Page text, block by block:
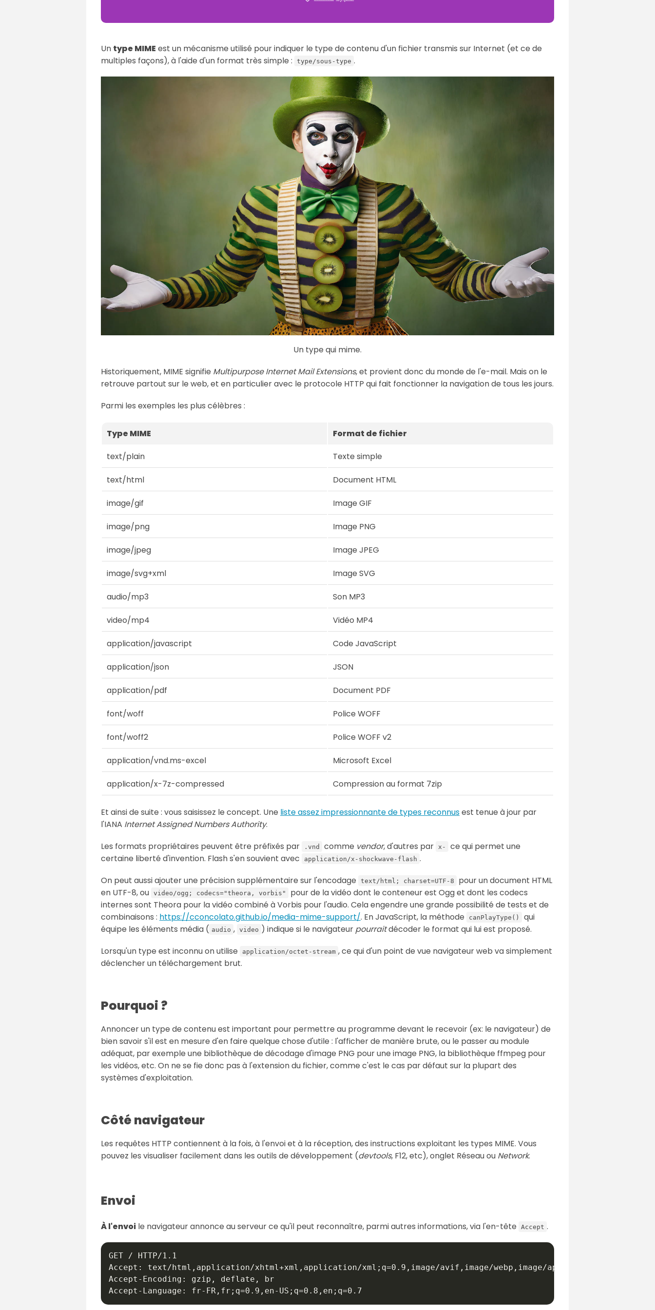
Un type MIME est un mécanisme utilisé pour indiquer le type de contenu d'un fichier transmis sur Internet (et ce de
multiples façons), à l'aide d'un format très simple :
type/sous-type .
Un type qui mime.
Historiquement, MIME signifie Multipurpose Internet Mail Extensions, et provient donc du monde de l'e-mail. Mais on le
retrouve partout sur le web, et en particulier avec le protocole HTTP qui fait fonctionner la navigation de tous les jours.
Parmi les exemples les plus célèbres :
Type MIME Format de fichier
text/plain Texte simple
text/html Document HTML
image/gif Image GIF
image/png Image PNG
image/jpeg Image JPEG
image/svg+xml Image SVG
audio/mp3 Son MP3
video/mp4 Vidéo MP4
application/javascript Code JavaScript
application/json JSON
application/pdf Document PDF
font/woff Police WOFF
font/woff2 Police WOFF v2
application/vnd.ms-excel Microsoft Excel
application/x-7z-compressed Compression au format 7zip
Et ainsi de suite : vous saisissez le concept. Une liste assez impressionnante de types reconnusest tenue à jour par
l'IANA Internet Assigned Numbers Authority.
Les formats propriétaires peuvent être préfixés par
.vnd comme vendor, d'autres par x-
ce qui permet une
certaine liberté d'invention. Flash s'en souvient avec
application/x-shockwave-flash .
On peut aussi ajouter une précision supplémentaire sur l'encodage
text/html; charset=UTF-8
pour un document HTML
en UTF-8, ou video/ogg; codecs="theora, vorbis"
pour de la vidéo dont le conteneur est Ogg et dont les codecs
internes sont Theora pour la vidéo combiné à Vorbis pour l'audio. Cela engendre une grande possibilité de tests et de
combinaisons : https://cconcolato.github.io/media-mime-support/. En JavaScript, la méthode canPlayType()
qui
équipe les éléments média ( audio , video ) indique si le navigateur pourraitdécoder le format qui lui est proposé.
Lorsqu'un type est inconnu on utilise
application/octet-stream , ce qui d'un point de vue navigateur web va simplement
déclencher un téléchargement brut.
Pourquoi ?
Annoncer un type de contenu est important pour permettre au programme devant le recevoir (ex: le navigateur) de
bien savoir s'il est en mesure d'en faire quelque chose d'utile : l'afficher de manière brute, ou le passer au module
adéquat, par exemple une bibliothèque de décodage d'image PNG pour une image PNG, la bibliothèque ffmpeg pour
les vidéos, etc. On ne se fie donc pas à l'extension du fichier, comme c'est le cas par défaut sur la plupart des
systèmes d'exploitation.
Côté navigateur
Les requêtes HTTP contiennent à la fois, à l'envoi et à la réception, des instructions exploitant les types MIME. Vous
pouvez les visualiser facilement dans les outils de développement (devtools, F12, etc), onglet Réseau ou Network.
Envoi
À l'envoi le navigateur annonce au serveur ce qu'il peut reconnaître, parmi autres informations, via l'en-tête Accept .
GET / HTTP/1.1
Accept: text/html,application/xhtml+xml,application/xml;q=0.9,image/avif,image/webp,image/apng,*/
Accept-Encoding: gzip, deflate, br